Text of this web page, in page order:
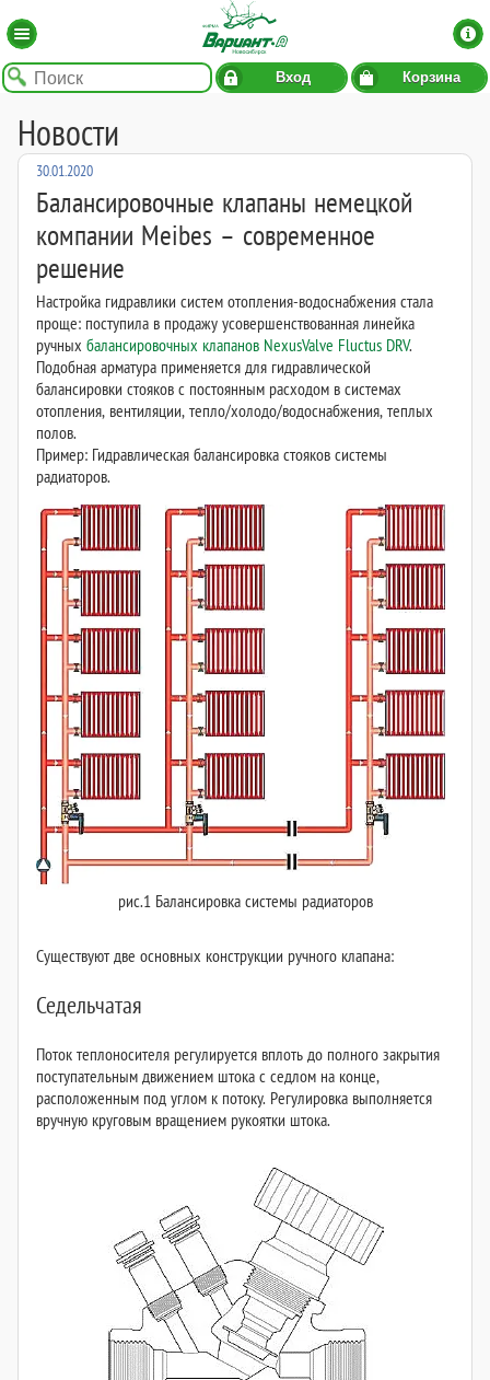
Вход Корзина
Новости
30.01.2020
Балансировочные клапаны немецкой
компании Meibes – современное
решение
Настройка гидравлики систем отопления-водоснабжения стала
проще: поступила в продажу усовершенствованная линейка
ручных балансировочных клапанов NexusValve Fluctus DRV.
Подобная арматура применяется для гидравлической
балансировки стояков с постоянным расходом в системах
отопления, вентиляции, тепло/холодо/водоснабжения, теплых
полов.
Пример: Гидравлическая балансировка стояков системы
радиаторов.
рис.1 Балансировка системы радиаторов
Существуют две основных конструкции ручного клапана:
Седельчатая
Поток теплоносителя регулируется вплоть до полного закрытия
поступательным движением штока с седлом на конце,
расположенным под углом к потоку. Регулировка выполняется
вручную круговым вращением рукоятки штока.